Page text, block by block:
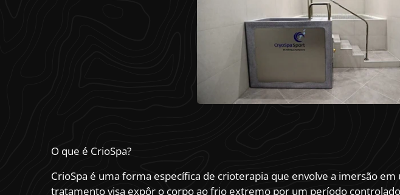
O que é CrioSpa?
CrioSpa é uma forma específica de crioterapia que envolve a imersão em
tratamento visa expôr o corpo ao frio extremo por um período